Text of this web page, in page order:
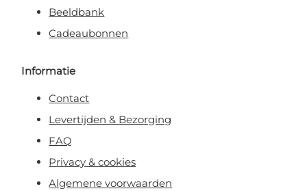
Beeldbank
Cadeaubonnen
Informatie
Contact
Levertijden & Bezorging
FAQ
Privacy & cookies
Algemene voorwaarden